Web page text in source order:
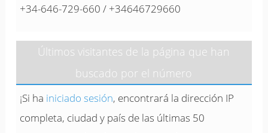
+34-646-729-660 / +34646729660
Últimos visitantes de la página que han
buscado por el número
¡Si ha iniciado sesión, encontrará la dirección IP
completa, ciudad y país de las últimas 50